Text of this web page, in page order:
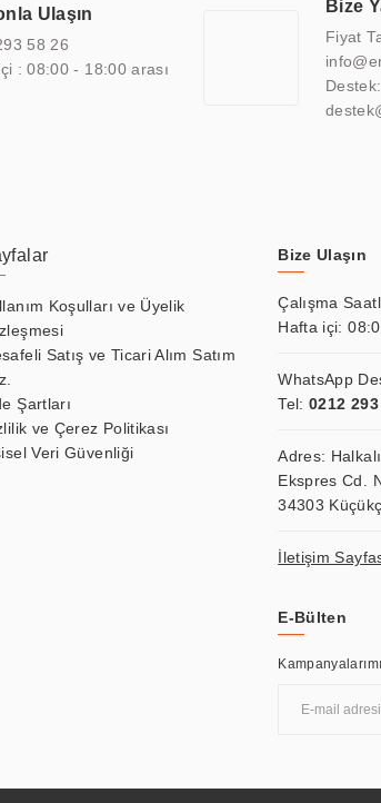
katkı sağlamaktadır.
Ulaşın
58 26
: 08:00 - 18:00 arası
Bize
Fiyat
Destek:
Koşulları ve Üyelik
Satış ve Ticari Alım Satım
Şartları
ve Çerez Politikası
Veri Güvenliği
Bize Ulaşın
Çalışma
Hafta içi:
WhatsApp
Tel: 0212
Adres:
Ekspres Cd.
34303
İletişim
E-Bülten